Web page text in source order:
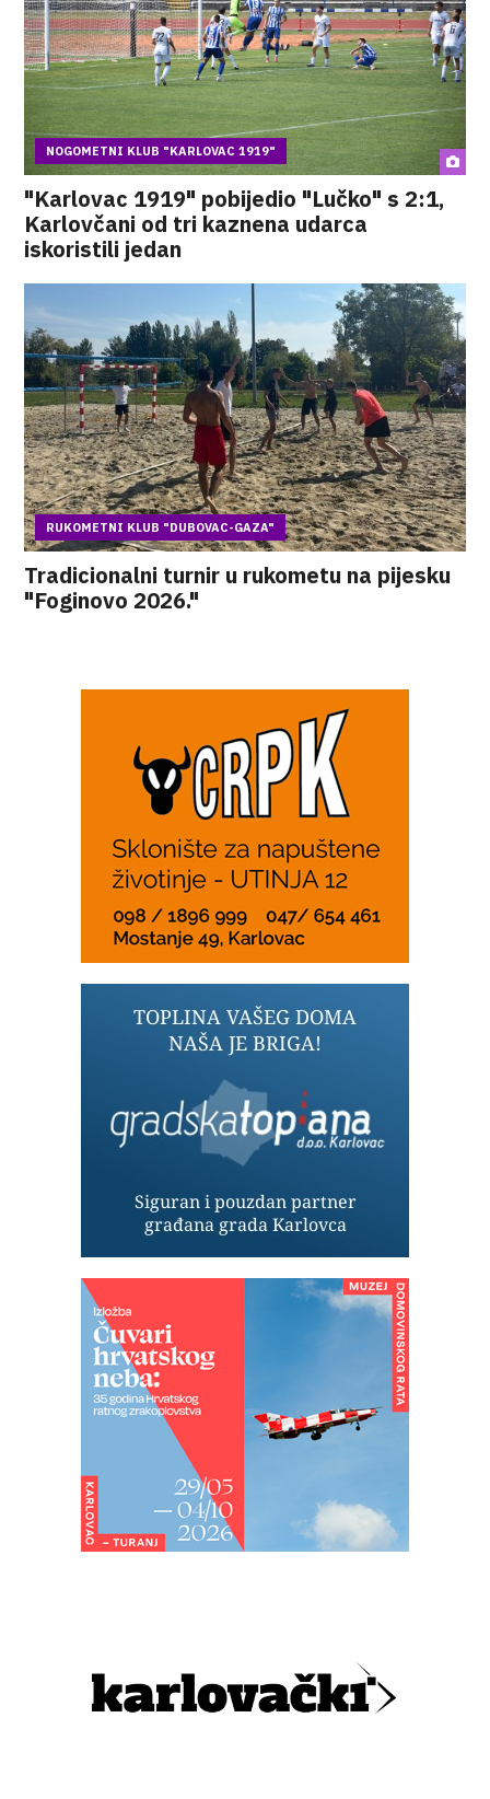
NOGOMETNI KLUB "KARLOVAC 1919"
"Karlovac 1919" pobijedio "Lučko" s 2:1,
Karlovčani od tri kaznena udarca
iskoristili jedan
RUKOMETNI KLUB "DUBOVAC-GAZA"
Tradicionalni turnir u rukometu na pijesku
"Foginovo 2026."